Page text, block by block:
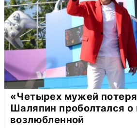
«Четырех мужей
Шаляпин проболтался о
возлюбленной